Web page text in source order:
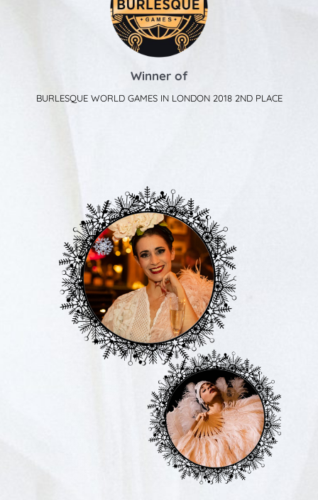
Winner of
BURLESQUE WORLD GAMES IN LONDON 2018 2ND PLACE